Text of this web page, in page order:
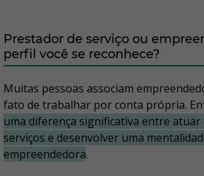
Prestador de serviço ou
perfil você se reconhece?
Muitas pessoas associam
fato de trabalhar por conta própria.
uma diferença significativa entre
serviços e desenvolver uma
empreendedora.